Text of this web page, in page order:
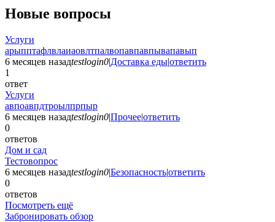
Новые вопросы
Услуги
арыпптафлвлаиаовлтпалвопавпавпывапавып
6 месяцев назадtestlogin0|Доставка еды|ответить
1
ответ
Услуги
авпоавпдтроылпрпыр
6 месяцев назадtestlogin0|Прочее|ответить
0
ответов
Дом и сад
Тестовопрос
6 месяцев назадtestlogin0|Безопасность|ответить
0
ответов
Посмотреть ещё
Забронировать обзор